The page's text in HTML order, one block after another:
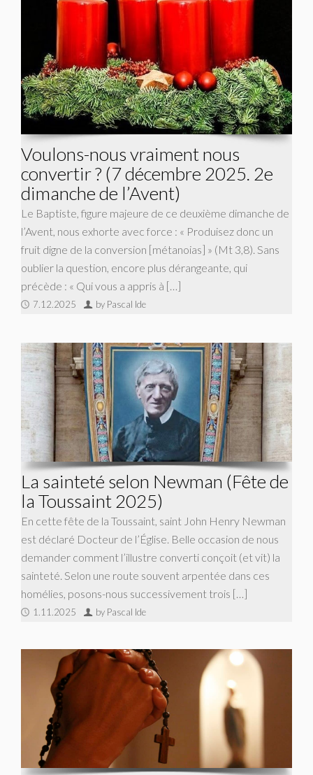
Voulons-nous vraiment nous
convertir ? (7 décembre 2025. 2e
dimanche de l’Avent)
Le Baptiste, figure majeure de ce deuxième dimanche de
l’Avent, nous exhorte avec force : « Produisez donc un
fruit digne de la conversion [métanoias] » (Mt 3,8). Sans
oublier la question, encore plus dérangeante, qui
précède : « Qui vous a appris à […]
7.12.2025 by Pascal Ide
La sainteté selon Newman (Fête de
la Toussaint 2025)
En cette fête de la Toussaint, saint John Henry Newman
est déclaré Docteur de l’Église. Belle occasion de nous
demander comment l’illustre converti conçoit (et vit) la
sainteté. Selon une route souvent arpentée dans ces
homélies, posons-nous successivement trois […]
1.11.2025 by Pascal Ide